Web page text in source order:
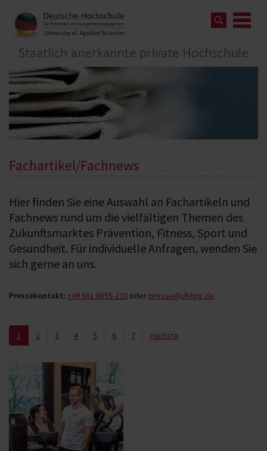
Fachartikel/Fachnews
Hier finden Sie eine Auswahl an Fachartikeln und
Fachnews rund um die vielfältigen Themen des
Zukunftsmarktes Prävention, Fitness, Sport und
Gesundheit. Für individuelle Anfragen, wenden Sie
sich gerne an uns.
Pressekontakt: +49 681 6855-220 oder presse@dhfpg.de.
1 2 3 4 5 6 7 nächste